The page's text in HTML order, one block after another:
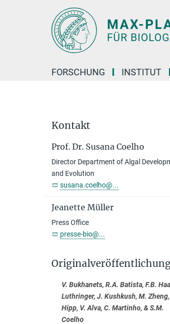
FORSCHUNG INSTITUT
Kontakt
Prof. Dr. Susana Coelho
Director Department of Algal
and Evolution
susana.coelho@...
Jeanette Müller
Press Office
presse-bio@...
V. Bukhanets, R.A. Batista, F.B.
Luthringer, J. Kushkush, M. Zheng,
Hipp, V. Alva, C. Martinho, & S.M.
Coelho